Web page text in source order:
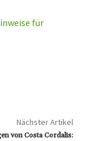
für
Nächster Artikel
von Costa Cordalis: